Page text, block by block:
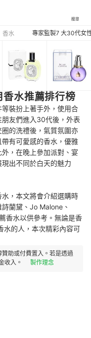
搜尋
香水 專家監製7 大30代女
水推薦排行榜
裝扮上著手外，使用合
友們進入30代後，外表
圈的洗禮後，氣質氛圍亦
有可愛感的香水，優雅
，在晚上參加派對、宴
出不同於白天的魅力
，本文將會介紹選購時
蘭黛、Jo Malone、
香水以供參考。無論是香
水的人，本次精彩內容可
助或付費置入。若是透過
收入。
製作理念